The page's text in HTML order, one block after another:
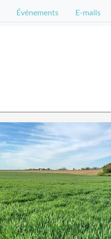
Événements E-mails